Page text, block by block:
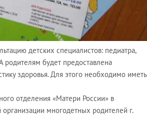
детских специалистов: педиатра,
родителям будет предоставлена
здоровья. Для этого необходимо иметь
отделения «Матери России» в
многодетных родителей г.